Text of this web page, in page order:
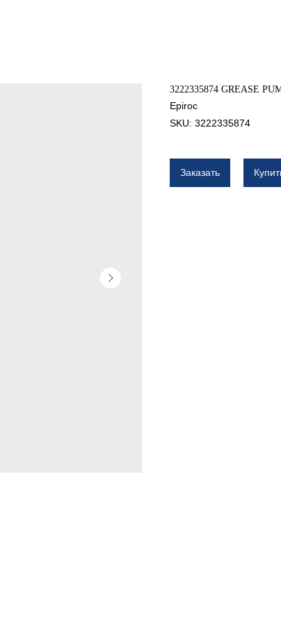
3222335874 GREASE
Epiroc
SKU: 3222335874
Заказать